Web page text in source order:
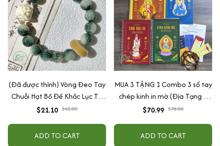
(Đã được thỉnh) Vòng Đeo Tay
Chuỗi Hạt Bồ Đề Khắc Lục Tự
Đại Minh Chú (OM MANI)
$21.10
ADD TO CART
MUA 3 TẶNG 1 Combo 3 sổ tay
chép kinh in mờ (Địa Tạng +
Sám Hối + Chú Đại Bi ) TTẶNG
Kinh Dược Sư + vòng tay + lá
bồ đề mạ vàng
$70.99
ADD TO CART